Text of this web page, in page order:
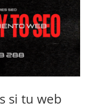
si tu web